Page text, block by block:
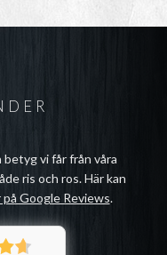
vi får från våra
ris och ros. Här kan
Google Reviews.